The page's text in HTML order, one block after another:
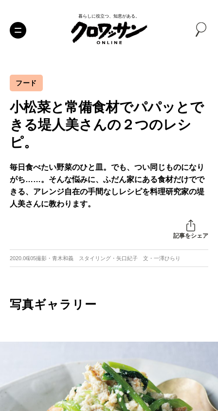
暮らしに役立つ、知恵がある。
フード
小松菜と常備食材でパパッとで
きる堤人美さんの２つのレシ
ピ。
毎日食べたい野菜のひと皿。でも、つい同じものになり
がち……。そんな悩みに、ふだん家にある食材だけでで
きる、アレンジ自在の手間なしレシピを料理研究家の堤
人美さんに教わります。
記事をシェア
2020.06.05撮影・青木和義 スタイリング・矢口紀子 文・一澤ひらり
写真ギャラリー